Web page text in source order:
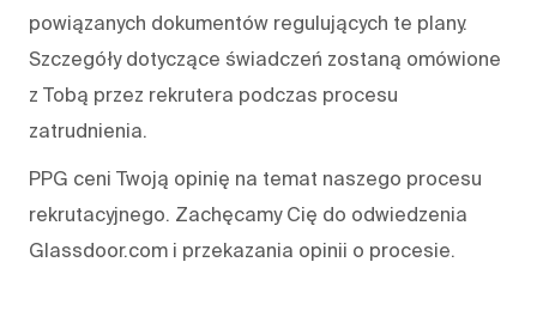
powiązanych dokumentów regulujących te plany.
Szczegóły dotyczące świadczeń zostaną omówione
z Tobą przez rekrutera podczas procesu
zatrudnienia.
PPG ceni Twoją opinię na temat naszego procesu
rekrutacyjnego. Zachęcamy Cię do odwiedzenia
Glassdoor.com i przekazania opinii o procesie.